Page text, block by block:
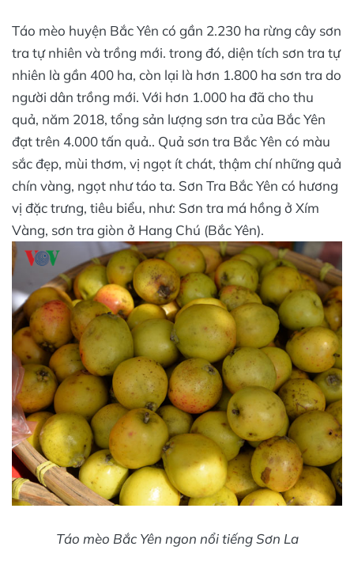
Táo mèo huyện Bắc Yên có gần 2.230 ha rừng cây sơn
tra tự nhiên và trồng mới. trong đó, diện tích sơn tra tự
nhiên là gần 400 ha, còn lại là hơn 1.800 ha sơn tra do
người dân trồng mới. Với hơn 1.000 ha đã cho thu
quả, năm 2018, tổng sản lượng sơn tra của Bắc Yên
đạt trên 4.000 tấn quả.. Quả sơn tra Bắc Yên có màu
sắc đẹp, mùi thơm, vị ngọt ít chát, thậm chí những quả
chín vàng, ngọt như táo ta. Sơn Tra Bắc Yên có hương
vị đặc trưng, tiêu biểu, như: Sơn tra má hồng ở Xím
Vàng, sơn tra giòn ở Hang Chú (Bắc Yên).
Táo mèo Bắc Yên ngon nổi tiếng Sơn La